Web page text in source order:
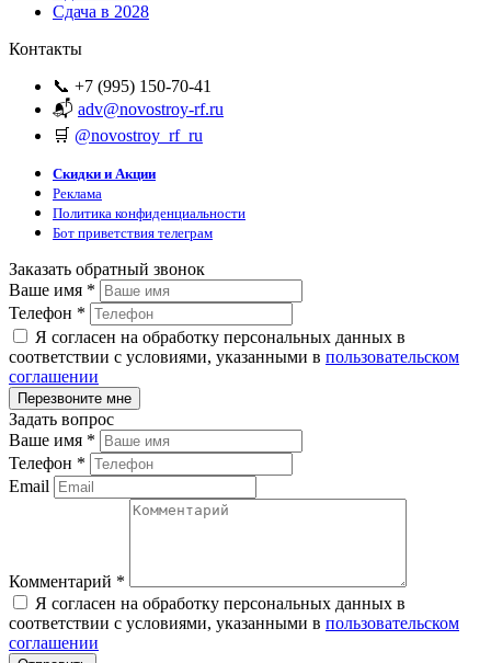
Сдача в 2028
Контакты
📞 +7 (995) 150-70-41
📬 adv@novostroy-rf.ru
🛒 @novostroy_rf_ru
Скидки и Акции
Реклама
Политика конфиденциальности
Бот приветствия телеграм
Заказать обратный звонок
Ваше имя *
Телефон *
Я согласен на обработку персональных данных в
соответствии с условиями, указанными в пользовательском
соглашении
Задать вопрос
Ваше имя *
Телефон *
Email
Комментарий *
Я согласен на обработку персональных данных в
соответствии с условиями, указанными в пользовательском
соглашении